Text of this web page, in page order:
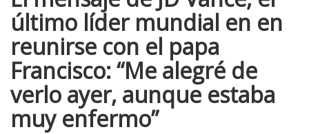
último líder mundial en en
reunirse con el papa
Francisco: “Me alegré de
verlo ayer, aunque estaba
muy enfermo”